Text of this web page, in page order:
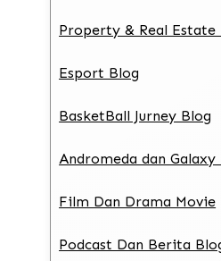
Property & Real Estate
Esport Blog
BasketBall Jurney Blog
Andromeda dan Galaxy
Film Dan Drama Movie
Podcast Dan Berita